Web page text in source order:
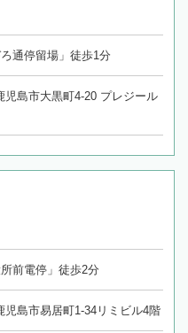
通停留場」徒歩1分
児島市大黒町4-20 プレジール
前電停」徒歩2分
児島市易居町1-34リミビル4階